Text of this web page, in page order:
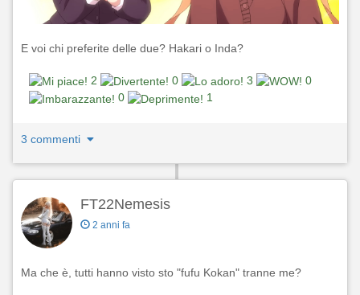
E voi chi preferite delle due? Hakari o Inda?
2 0 3
0
0
1
3 commenti
FT22Nemesis
2 anni fa
Ma che è, tutti hanno visto sto "fufu Kokan" tranne me?